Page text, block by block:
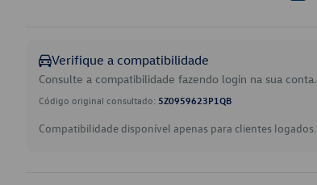
Verifique a compatibilidade
Consulte a compatibilidade fazendo login na sua conta.
Código original consultado: 5Z0959623P1QB
Compatibilidade disponível apenas para clientes logados.